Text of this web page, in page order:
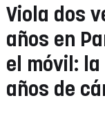
Viola dos
años en
el móvil:
años de